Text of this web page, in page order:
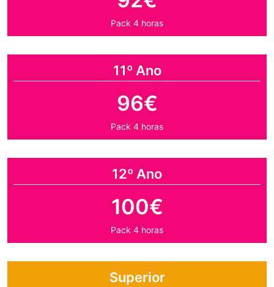
Pack 4 horas
11º Ano
96€
Pack 4 horas
12º Ano
100€
Pack 4 horas
Superior